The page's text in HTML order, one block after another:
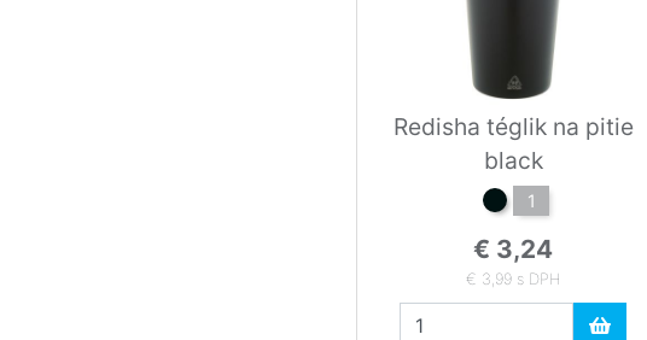
Redisha téglik na pitie
black
1
€ 3,24
€ 3,99 s DPH